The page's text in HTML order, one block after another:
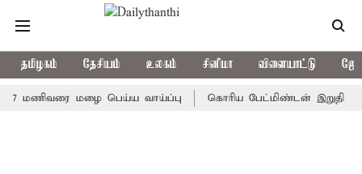
தமிழகம் தேசியம் உலகம் சினிமா விளையாட்டு
மழை பெய்ய வாய்ப்பு கொரிய பேட்மிண்டன் இறுதி